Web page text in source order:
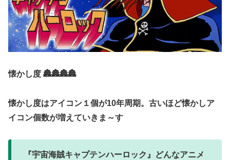
懐かし度 🏯🏯🏯🏯
懐かし度はアイコン１個が10年周期。古いほど懐かしア
イコン個数が増えていきま～す
『宇宙海賊キャプテンハーロック』どんなアニメ